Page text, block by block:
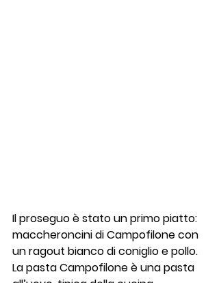
Il proseguo è stato un primo piatto:
maccheroncini di Campofilone con
un ragout bianco di coniglio e pollo.
La pasta Campofilone è una pasta